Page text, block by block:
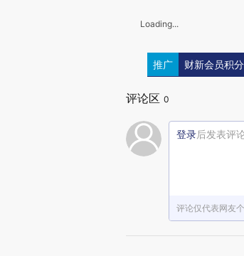
Loading...
推广 财新会员积
评论区 0
登录后发表评
评论仅代表网友